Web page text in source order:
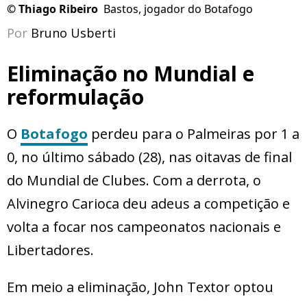
©Thiago Ribeiro Bastos, jogador do Botafogo
Por Bruno Usberti
Eliminação no Mundial e
reformulação
O Botafogo perdeu para o Palmeiras por 1 a
0, no último sábado (28), nas oitavas de final
do Mundial de Clubes. Com a derrota, o
Alvinegro Carioca deu adeus a competição e
volta a focar nos campeonatos nacionais e
Libertadores.
Em meio a eliminação, John Textor optou